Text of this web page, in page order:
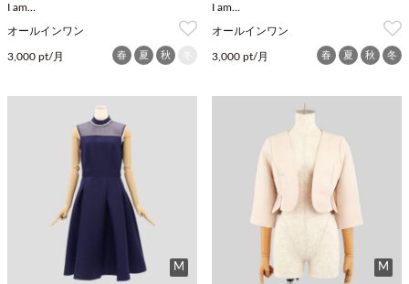
I am...
オールインワン
3,000 pt/月 春 夏 秋
I am...
オールインワン
3,000 pt/月 春 夏 秋 冬
M M